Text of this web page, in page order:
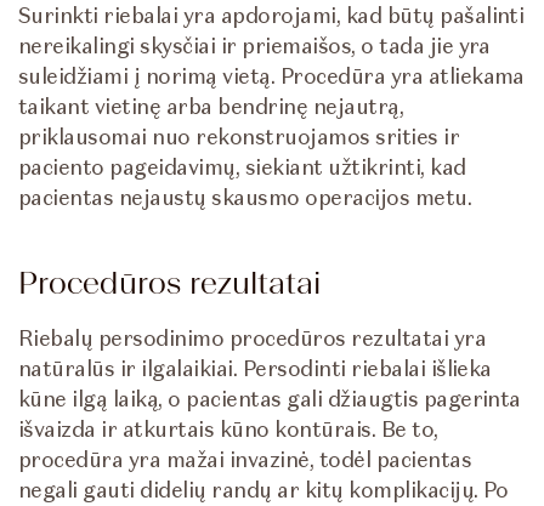
Surinkti riebalai yra apdorojami, kad būtų pašalinti
nereikalingi skysčiai ir priemaišos, o tada jie yra
suleidžiami į norimą vietą. Procedūra yra atliekama
taikant vietinę arba bendrinę nejautrą,
priklausomai nuo rekonstruojamos srities ir
paciento pageidavimų, siekiant užtikrinti, kad
pacientas nejaustų skausmo operacijos metu.
Procedūros rezultatai
Riebalų persodinimo procedūros rezultatai yra
natūralūs ir ilgalaikiai. Persodinti riebalai išlieka
kūne ilgą laiką, o pacientas gali džiaugtis pagerinta
išvaizda ir atkurtais kūno kontūrais. Be to,
procedūra yra mažai invazinė, todėl pacientas
negali gauti didelių randų ar kitų komplikacijų. Po